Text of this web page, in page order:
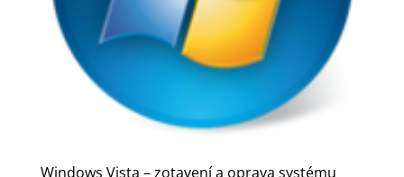
Windows Vista – zotavení a oprava systému